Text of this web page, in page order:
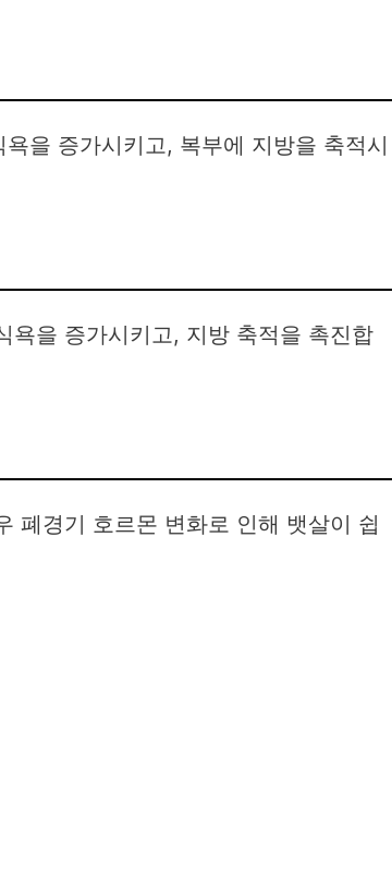
을 증가시키고, 복부에 지방을 축적시
욕을 증가시키고, 지방 축적을 촉진합
폐경기 호르몬 변화로 인해 뱃살이 쉽